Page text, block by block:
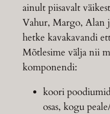
ainult piisavalt
Vahur, Margo, Alan
hetke kavakavandi
Mõtlesime välja nii
komponendi:
koori
osas, kogu